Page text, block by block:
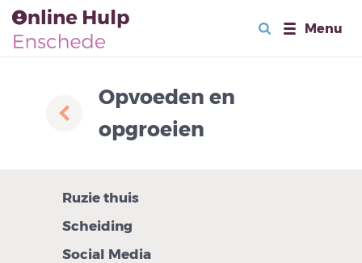
Menu
Opvoeden en
opgroeien
Ruzie thuis
Scheiding
Social Media